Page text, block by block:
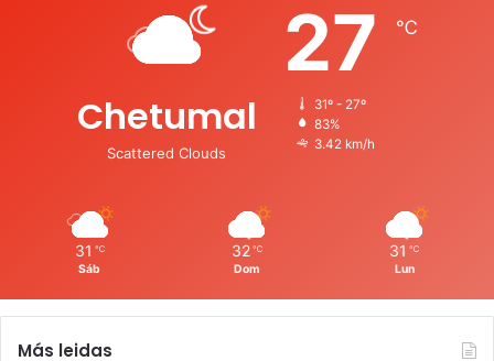
Chetumal
Scattered Clouds
27 ℃
31º - 27º
83%
3.42 km/h
31 ℃
Sáb
32 ℃
Dom
31 ℃
Lun
Más leidas